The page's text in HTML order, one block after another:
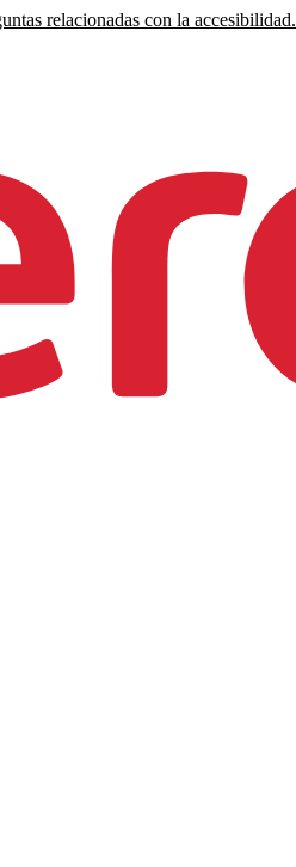
relacionadas con la accesibilidad.